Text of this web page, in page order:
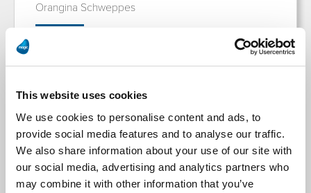
This website uses cookies
We use cookies to personalise content and ads, to
provide social media features and to analyse our traffic.
We also share information about your use of our site with
our social media, advertising and analytics partners who
may combine it with other information that you’ve
Orangina Schweppes
Az Orangina Schweppes a Magic Software-rel
csillapítja az EAI szomjúságot
Elolvasom